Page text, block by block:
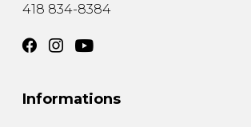
418 834-8384
Informations